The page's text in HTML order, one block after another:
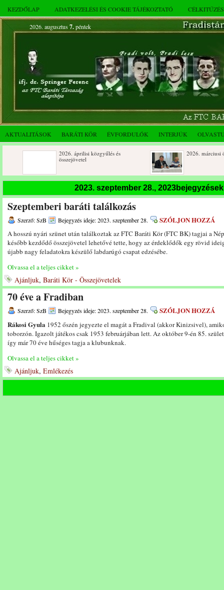
KEZDŐLAP ADATKEZELÉSI ÉS COOKIE TÁJÉKOZTATÓ
2026. augusztus 7.péntek
AKTUALITÁSOK BARÁTI KÖR ÉVFORDULÓK INTERJÚK
2026. áprilisi közgyűlés és
2026. márciusi összejövetel
Rendkívüli közgyűlés és a 2025.
Dálnoki József 90 éves
2023. szeptember 28.,
Szeptemberi baráti találkozás
Szerző: SzB Bejegyzés ideje: 2023. szeptember 28. SZÓLJON HOZZÁ
A hosszú nyári szünet után találkoztak az FTC Baráti Kör (FTC BK) tagjai a
később kezdődő összejövetel lehetővé tette, hogy az érdeklődők egy rövid
újabb nagy feladatokra készülő labdarúgó csapat edzésébe.
Olvassa el a teljes cikket »
Ajánljuk, Baráti Kör - Összejövetelek
70 éve a Fradiban
Szerző: SzB Bejegyzés ideje: 2023. szeptember 28.
SZÓLJON HOZZÁ
Rákosi Gyula 1952 őszén jegyezte el magát a Fradival (akkor Kinizsivel),
toborzón. Igazolt játékos csak 1953 februárjában lett. Az október 9-én 85.
így már 70 éve hűséges tagja a klubunknak.
Olvassa el a teljes cikket »
Ajánljuk, Emlékezés